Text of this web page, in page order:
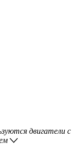
двигатели с